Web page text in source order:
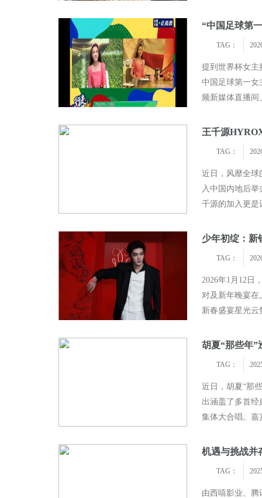
“中国足球第
TAG：
提到世界杯女主
中国足球第一女
频新媒体直播间
王千源
TAG：
近日，风靡全球
入中国内地后
千源的加入更是
少年初绽：新
TAG：
2026年1月12日
对及新年晚宴在
新春盛宴星光
胡夏“那些年”
TAG：
近日，胡夏“那
出涵盖了多首
集体大合唱。嘉
机遇与挑战并
TAG：
由西嘻影业、